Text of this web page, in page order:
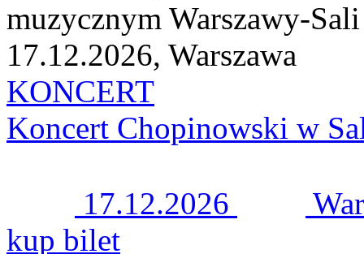
muzycznym Warszawy-
17.12.2026, Warszawa
KONCERT
Koncert Chopinowski w
17.12.2026
kup bilet